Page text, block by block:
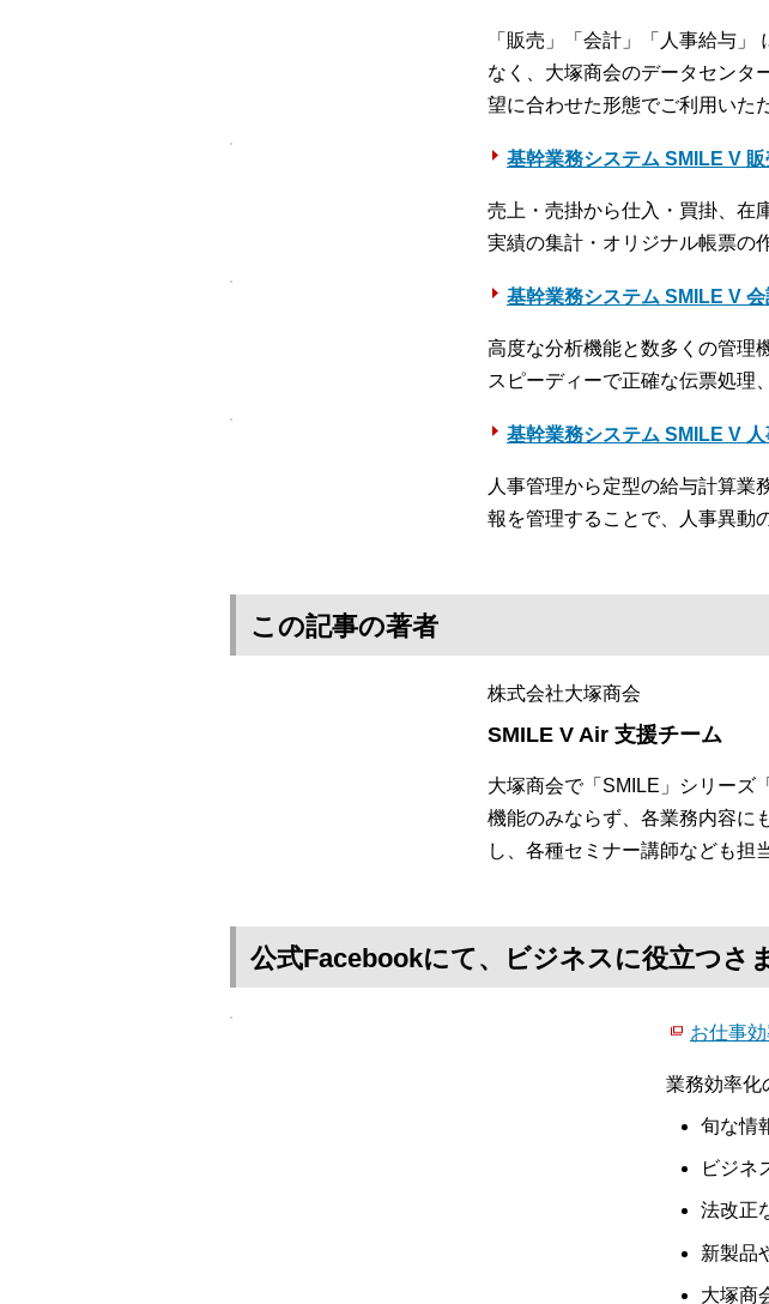
「販売」「会計」「人事給与
なく、大塚商会のデータセンタ
望に合わせた形態でご利用いた
基幹業務システム SMILE V 販
売上・売掛から仕入・買掛、在
実績の集計・オリジナル帳票の
基幹業務システム SMILE V 会
高度な分析機能と数多くの管理
スピーディーで正確な伝票処理
基幹業務システム SMILE V
人事管理から定型の給与計算業
報を管理することで、人事異動
この記事の著者
株式会社大塚商会
SMILE V Air 支援チーム
大塚商会で「SMILE」シリーズ
機能のみならず、各業務内容に
し、各種セミナー講師なども担
公式Facebookにて、ビジネスに役立つさ
お仕事
業務効率化
旬な情
ビジネ
法改正
新製品
大塚商